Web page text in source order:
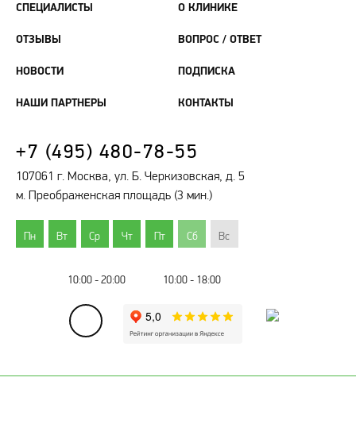
СПЕЦИАЛИСТЫ О КЛИНИКЕ
ОТЗЫВЫ ВОПРОС / ОТВЕТ
НОВОСТИ ПОДПИСКА
НАШИ ПАРТНЕРЫ КОНТАКТЫ
+7 (495) 480-78-55
107061 г. Москва, ул. Б. Черкизовская, д. 5
м. Преображенская площадь (3 мин.)
Пн Вт Ср Чт Пт Сб Вс
10:00 - 20:00 10:00 - 18:00